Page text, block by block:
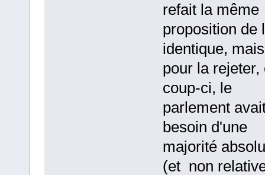
refait la même
proposition de
identique, mais
pour la rejeter,
coup-ci, le
parlement
besoin d'une
majorité
(et non